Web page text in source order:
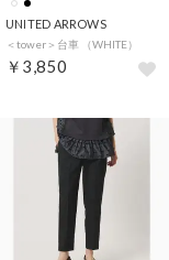
UNITED ARROWS
＜tower＞台車 （WHITE）
￥3,850